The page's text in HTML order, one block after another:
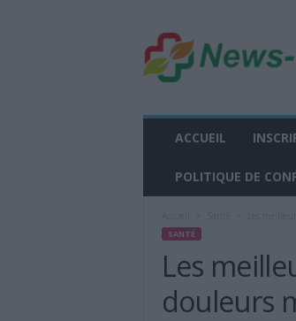
w
s
ACCUEIL
POLITIQUE DE
SANTÉ
Les
douleurs